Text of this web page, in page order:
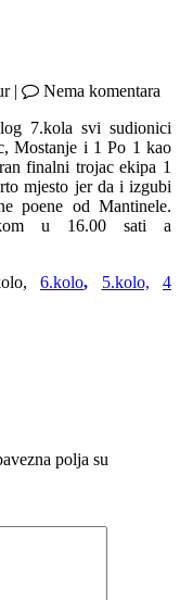
|
Nema komentara
7.kola svi sudionici
Mostanje i 1 Po 1 kao
finalni trojac ekipa 1
mjesto jer da i izgubi
poene od Mantinele.
u 16.00 sati a
6.kolo, 5.kolo,
4
polja su